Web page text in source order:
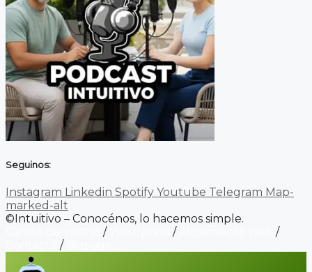
Seguinos:
Instagram Linkedin Spotify Youtube Telegram Map-
marked-alt
©Intuitivo – Conocénos, lo hacemos simple.
/ /
/
/